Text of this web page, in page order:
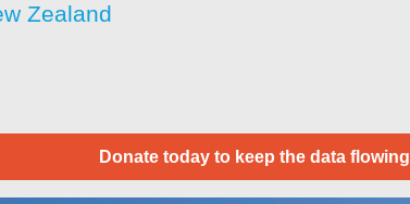
Zealand
Donate today to keep the data flowing